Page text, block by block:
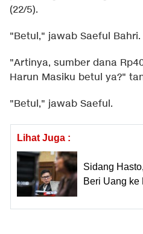
(22/5).
"Betul," jawab Saeful Bahri.
"Artinya, sumber dana
Harun Masiku betul ya?"
"Betul," jawab Saeful.
Lihat Juga :
Sidang
Beri Uang ke